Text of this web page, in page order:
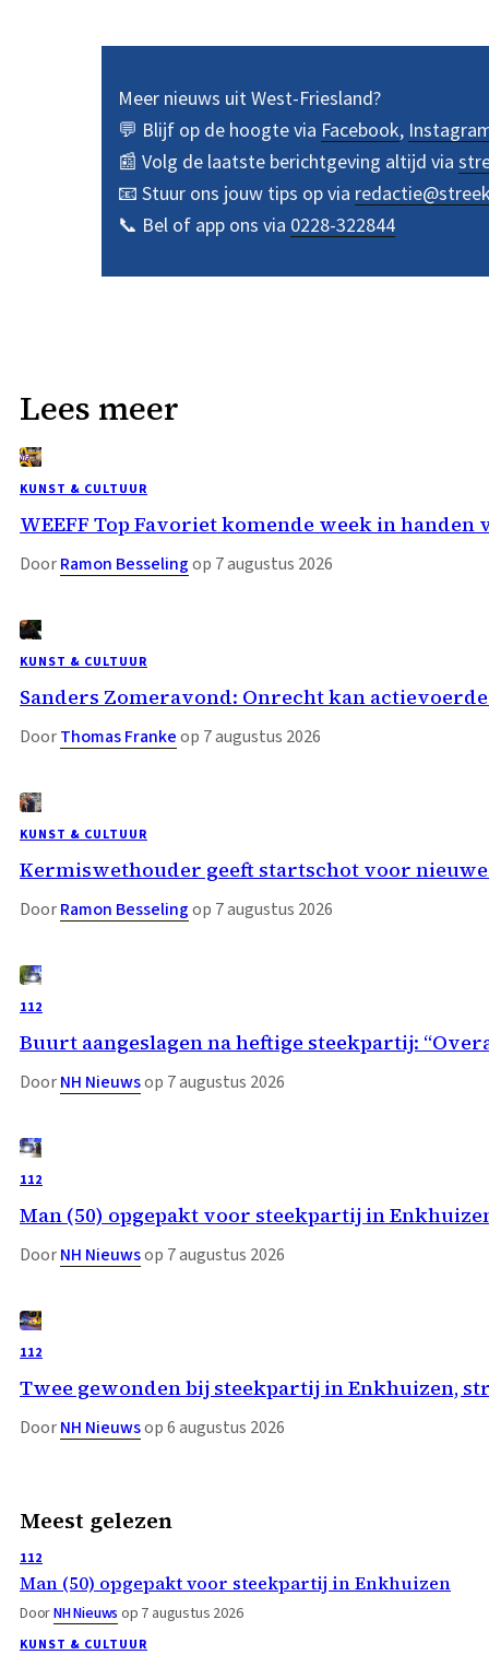
Meer nieuws uit West-Friesland?
💬 Blijf op de hoogte via Facebook,
📰 Volg de laatste berichtgeving altijd via
📧 Stuur ons jouw tips op via
📞 Bel of app ons via 0228-322844
Lees meer
KUNST & CULTUUR
WEEFF Top Favoriet komende week in handen
DoorRamon Besselingop 7 augustus 2026
KUNST & CULTUUR
Sanders Zomeravond: Onrecht kan
DoorThomas Frankeop 7 augustus 2026
KUNST & CULTUUR
Kermiswethouder geeft startschot voor
DoorRamon Besselingop 7 augustus 2026
112
Buurt aangeslagen na heftige steekpartij:
DoorNH Nieuwsop 7 augustus 2026
112
Man (50) opgepakt voor steekpartij in
DoorNH Nieuwsop 7 augustus 2026
112
Twee gewonden bij steekpartij in Enkhuizen,
DoorNH Nieuwsop 6 augustus 2026
Meest gelezen
112
Man (50) opgepakt voor steekpartij in Enkhuizen
DoorNH Nieuws op 7 augustus 2026
KUNST & CULTUUR